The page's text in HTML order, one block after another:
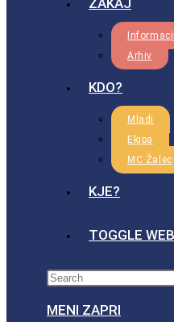
ZAKAJ
Arhiv
KDO?
Mladi
Ekipa
MC Žalec
KJE?
TOGGLE
MENI ZAPRI